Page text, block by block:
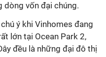
dòng vốn đại chúng.
ý khi Vinhomes đang
lớn tại Ocean Park 2,
đều là những đại đô thị